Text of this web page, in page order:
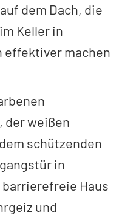
dem Dach, die
Keller in
effektiver machen
der weißen
schützenden
in
Haus
und